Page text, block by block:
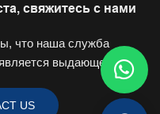
свяжитесь с нами
что наша служба
выдающейся.
US